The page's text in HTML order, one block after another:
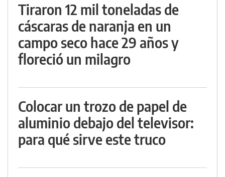
Tiraron 12 mil toneladas de
cáscaras de naranja en un
campo seco hace 29 años y
floreció un milagro
Colocar un trozo de papel de
aluminio debajo del televisor:
para qué sirve este truco